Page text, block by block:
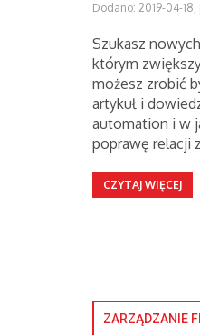
Dodano: 2019-04-18,
Szukasz
którym
możesz zrobić
artykuł i
automation i w
poprawę relacji
CZYTAJ WIĘCEJ
ZARZĄDZANIE